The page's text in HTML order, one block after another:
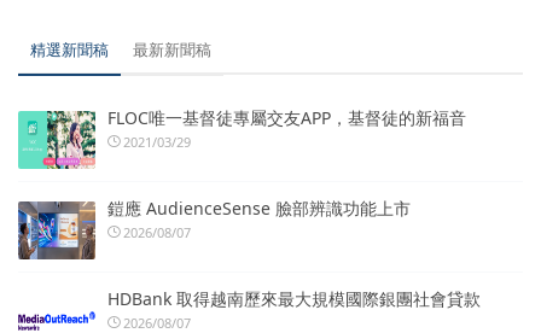
精選新聞稿 最新新聞稿
FLOC唯一基督徒專屬交友APP，基督徒的新福音
2021/03/29
鎧應 AudienceSense 臉部辨識功能上市
2026/08/07
HDBank 取得越南歷來最大規模國際銀團社會貸款
2026/08/07